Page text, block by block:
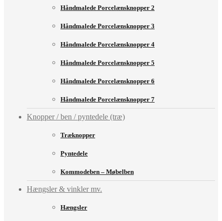
Håndmalede Porcelænsknopper 2
Håndmalede Porcelænsknopper 3
Håndmalede Porcelænsknopper 4
Håndmalede Porcelænsknopper 5
Håndmalede Porcelænsknopper 6
Håndmalede Porcelænsknopper 7
Knopper / ben / pyntedele (træ)
Træknopper
Pyntedele
Kommodeben – Møbelben
Hængsler & vinkler mv.
Hængsler